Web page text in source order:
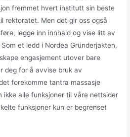
fremmet hvert institutt sin beste
rektoratet. Men det gir oss også
legge inn innhald og vise litt av
et ledd i Nordea Gründerjakten,
engasjement utover bare
deg for å avvise bruk av
forekomme tantra massasje
ikke alle funksjoner til våre nettsider
funksjoner kun er begrenset